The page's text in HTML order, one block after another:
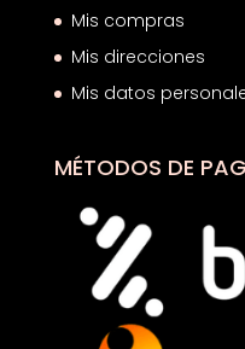
Mis compras
Mis direcciones
Mis datos
MÉTODOS DE